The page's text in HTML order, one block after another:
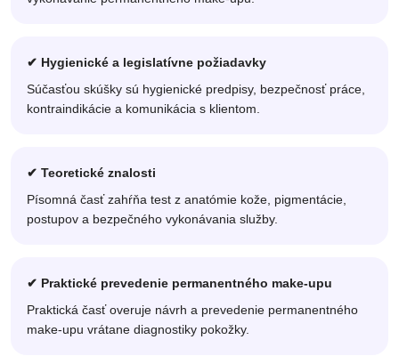
✔ Hygienické a legislatívne požiadavky
Súčasťou skúšky sú hygienické predpisy, bezpečnosť práce,
kontraindikácie a komunikácia s klientom.
✔ Teoretické znalosti
Písomná časť zahŕňa test z anatómie kože, pigmentácie,
postupov a bezpečného vykonávania služby.
✔ Praktické prevedenie permanentného make-upu
Praktická časť overuje návrh a prevedenie permanentného
make-upu vrátane diagnostiky pokožky.